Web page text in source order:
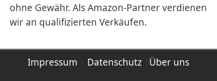
ohne Gewähr. Als Amazon-Partner verdienen
wir an qualifizierten Verkäufen.
Impressum Datenschutz Über uns